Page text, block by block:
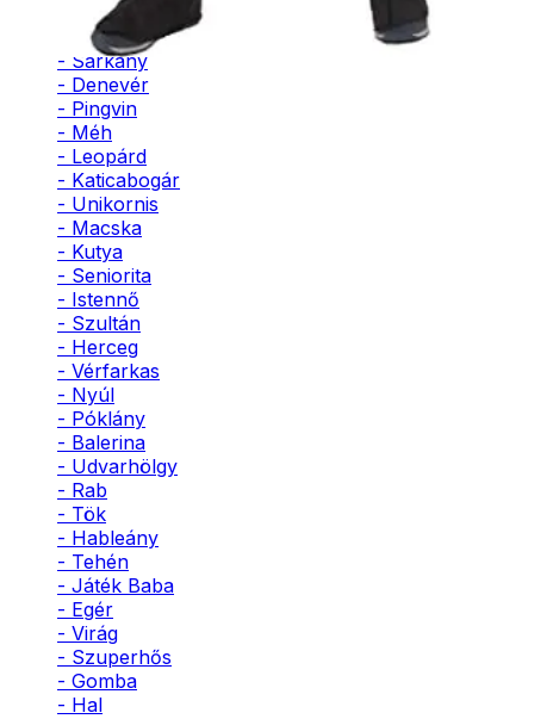
- Szakács
- Űrhajós
- Sárkány
- Denevér
- Pingvin
- Méh
- Leopárd
- Katicabogár
- Unikornis
- Macska
- Kutya
- Seniorita
- Istennő
- Szultán
- Herceg
- Vérfarkas
- Nyúl
- Póklány
- Balerina
- Udvarhölgy
- Rab
- Tök
- Hableány
- Tehén
- Játék Baba
- Egér
- Virág
- Szuperhős
- Gomba
- Hal